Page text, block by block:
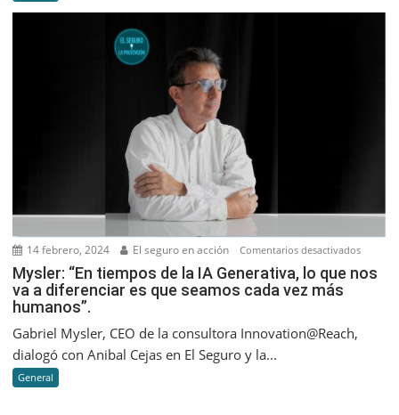
14 febrero, 2024 El seguro en acción Comentarios desactivadosen
Mysler:
Mysler: “En tiempos de la IA Generativa, lo que nos
va a diferenciar es que seamos cada vez más
humanos”.
Gabriel Mysler, CEO de la consultora Innovation@Reach,
dialogó con Anibal Cejas en El Seguro y la...
General